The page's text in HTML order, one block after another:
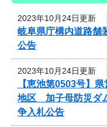
2023年10月24日更新
岐阜県庁構内道路舗
公告
2023年10月24日更新
【恵池第0503号】
地区 加子母防災ダ
争入札公告